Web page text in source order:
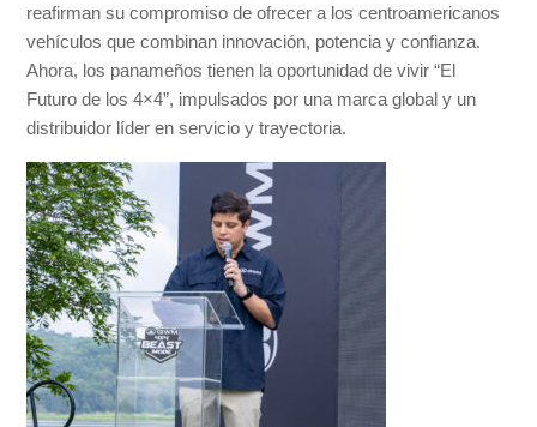
reafirman su compromiso de ofrecer a los centroamericanos
vehículos que combinan innovación, potencia y confianza.
Ahora, los panameños tienen la oportunidad de vivir “El
Futuro de los 4×4”, impulsados por una marca global y un
distribuidor líder en servicio y trayectoria.